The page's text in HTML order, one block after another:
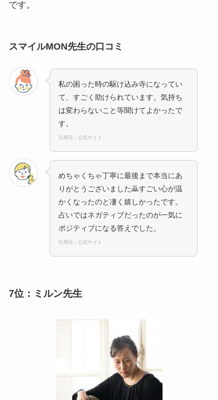
です。
スマイルMON先生の口コミ
私の困った時の駆け込み寺になってい
て、すごく助けられています。気持ち
は変わらないこと等聞けてよかったで
す。
引用元：公式サイト
めちゃくちゃ丁寧に最後まで本当にあ
りがとうございました🙇すごい心が温
かくなったのと凄く嬉しかったです。
占いではネガティブだったのが一気に
ポジティブになる答えでした。
引用元：公式サイト
7位：ミルン先生